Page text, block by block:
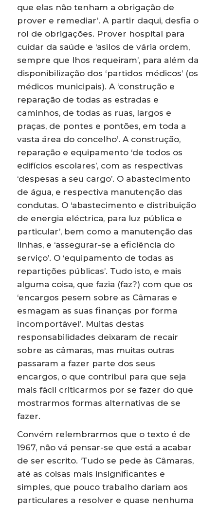
que elas não tenham a obrigação de
prover e remediar’. A partir daqui, desfia o
rol de obrigações. Prover hospital para
cuidar da saúde e ‘asilos de vária ordem,
sempre que lhos requeiram’, para além da
disponibilização dos ‘partidos médicos’ (os
médicos municipais). A ‘construção e
reparação de todas as estradas e
caminhos, de todas as ruas, largos e
praças, de pontes e pontões, em toda a
vasta área do concelho’. A construção,
reparação e equipamento ‘de todos os
edifícios escolares’, com as respectivas
‘despesas a seu cargo’. O abastecimento
de água, e respectiva manutenção das
condutas. O ‘abastecimento e distribuição
de energia eléctrica, para luz pública e
particular’, bem como a manutenção das
linhas, e ‘assegurar-se a eficiência do
serviço’. O ‘equipamento de todas as
repartições públicas’. Tudo isto, e mais
alguma coisa, que fazia (faz?) com que os
‘encargos pesem sobre as Câmaras e
esmagam as suas finanças por forma
incomportável’. Muitas destas
responsabilidades deixaram de recair
sobre as câmaras, mas muitas outras
passaram a fazer parte dos seus
encargos, o que contribui para que seja
mais fácil criticarmos por se fazer do que
mostrarmos formas alternativas de se
fazer.
Convém relembrarmos que o texto é de
1967, não vá pensar-se que está a acabar
de ser escrito. ‘Tudo se pede às Câmaras,
até as coisas mais insignificantes e
simples, que pouco trabalho dariam aos
particulares a resolver e quase nenhuma